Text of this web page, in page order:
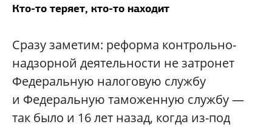
Кто-то теряет, кто-то находит
Сразу заметим: реформа контрольно-
надзорной деятельности не затронет
Федеральную налоговую службу
и Федеральную таможенную службу —
так было и 16 лет назад, когда из-под